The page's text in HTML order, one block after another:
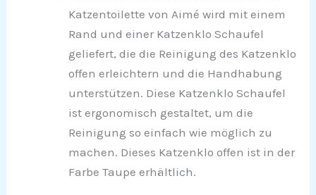
Katzentoilette von Aimé wird mit einem
Rand und einer Katzenklo Schaufel
geliefert, die die Reinigung des Katzenklo
offen erleichtern und die Handhabung
unterstützen. Diese Katzenklo Schaufel
ist ergonomisch gestaltet, um die
Reinigung so einfach wie möglich zu
machen. Dieses Katzenklo offen ist in der
Farbe Taupe erhältlich.